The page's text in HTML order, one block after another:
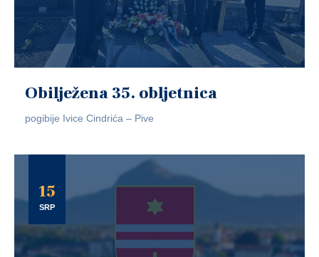
Obilježena 35. obljetnica
pogibije Ivice Cindrića – Pive
15
SRP